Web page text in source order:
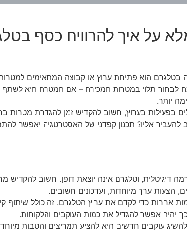
על איך להרוויח כסף
בטלגרם הוא פתיחת ערוץ או קבוצה המתאימים
לבחור תלוי במטרות המכירה – אם המטרה היא
יותר.
בפעילות בערוץ, חשוב להקדיש זמן להגדרת מטרות
להעביר אליו? תכנון קפדני של האסטרטגיה יאפשר
דיגיטלית, וטלגרם אינה יוצאת דופן. חשוב להקדיש
הצעות ערך מיוחדות, ועדכונים חשובים.
אחרות כדי לקדם את ערוץ הטלגרם. זה כולל שיתוף
יהיה אפשר להגדיל את כמות העוקבים והלקוחות.
עוקבים חדשים היא להציע תמריצים והטבות